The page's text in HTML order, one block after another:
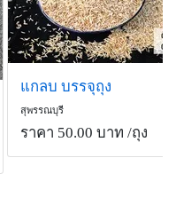
แกลบ บรรจุถุง
สุพรรณบุรี
ราคา 50.00 บาท /ถุง